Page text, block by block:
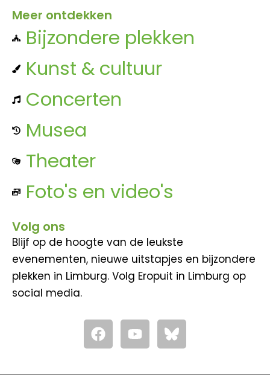
Meer ontdekken
Bijzondere plekken
Kunst & cultuur
Concerten
Musea
Theater
Foto's en video's
Volg ons
Blijf op de hoogte van de leukste
evenementen, nieuwe uitstapjes en bijzondere
plekken in Limburg. Volg Eropuit in Limburg op
social media.
F
a
c
e
Y
o
u
t